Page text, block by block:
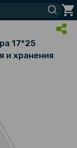
17*25
и хранения